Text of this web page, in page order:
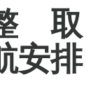
取
安排